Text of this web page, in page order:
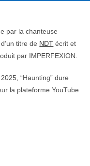
par la chanteuse
titre de NDT écrit et
par IMPERFEXION.
“Haunting” dure
la plateforme YouTube